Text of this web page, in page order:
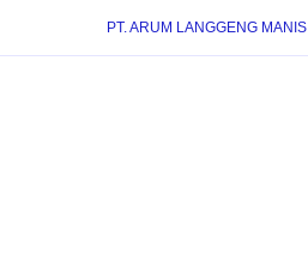
PT. ARUM LANGGENG MANIS